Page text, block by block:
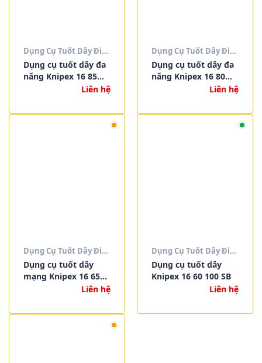
Dụng Cụ Tuốt Dây Điện
Dụng cụ tuốt dây đa
năng Knipex 16 85
Liên hệ
Dụng Cụ Tuốt Dây Điện
Dụng cụ tuốt dây đa
năng Knipex 16 80
Liên hệ
Dụng Cụ Tuốt Dây Điện
Dụng cụ tuốt dây
mạng Knipex 16 65
Liên hệ
Dụng Cụ Tuốt Dây Điện
Dụng cụ tuốt dây
Knipex 16 60 100 SB
Liên hệ